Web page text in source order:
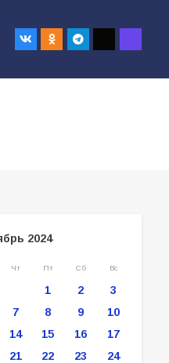
2024
Чт Пт Сб Вс
1 2
3
7 8 9
10
14 15 16
17
21 22 23
24